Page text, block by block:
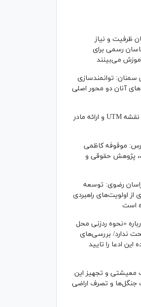
ظرفیت و نیاز
رسمی برای
می‌بینند
سمنان: توانمندسازی
آنان دو محور اصلی
جزئیات ثبت ادعا، تهیه نقشه UTM و ارائه مادر
موقوفه کاظمی
پژوهش حقوقی و
رضوی: توسعه
از اولویت‌های راهبردی
است
«نحوه ردزنی محل
ندارد/ بررسی‌های
ادعا را تایید
و تجهیز این
جنگل‌ها و تصرف اراضی